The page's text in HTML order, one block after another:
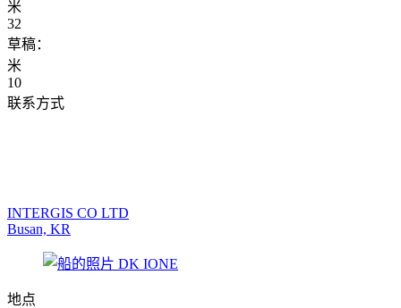
米
32
草稿：
米
10
联系方式
INTERGIS CO LTD
Busan, KR
地点